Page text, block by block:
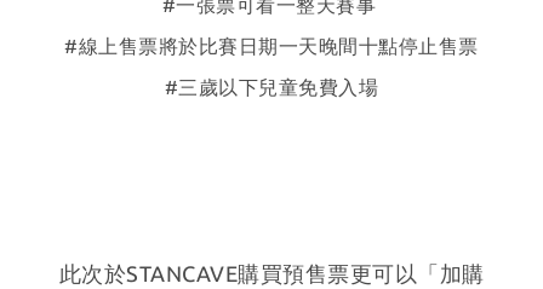
#一張票可看一整天賽事
#線上售票將於比賽日期一天晚間十點停止售票
#三歲以下兒童免費入場
此次於STANCAVE購買預售票更可以「加購